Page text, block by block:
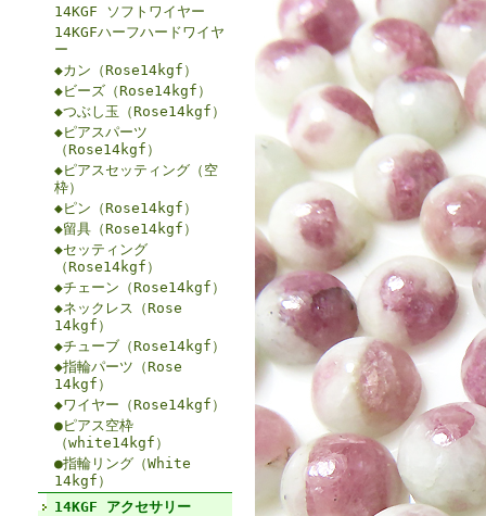
14KGF ソフトワイヤー
14KGFハーフハードワイヤ
ー
◆カン（Rose14kgf）
◆ビーズ（Rose14kgf）
◆つぶし玉（Rose14kgf）
◆ピアスパーツ
（Rose14kgf）
◆ピアスセッティング（空
枠）
◆ピン（Rose14kgf）
◆留具（Rose14kgf）
◆セッティング
（Rose14kgf）
◆チェーン（Rose14kgf）
◆ネックレス（Rose
14kgf）
◆チューブ（Rose14kgf）
◆指輪パーツ（Rose
14kgf）
◆ワイヤー（Rose14kgf）
●ピアス空枠
（white14kgf）
●指輪リング（White
14kgf）
14KGF アクセサリー